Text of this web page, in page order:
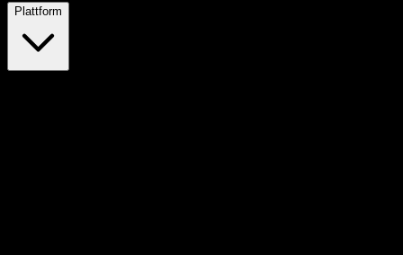
Plattform